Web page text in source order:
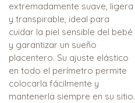
extremadamente suave, ligera
y transpirable, ideal para
cuidar la piel sensible del bebé
y garantizar un sueño
placentero. Su ajuste elástico
en todo el perímetro permite
colocarla fácilmente y
mantenerla siempre en su sitio.